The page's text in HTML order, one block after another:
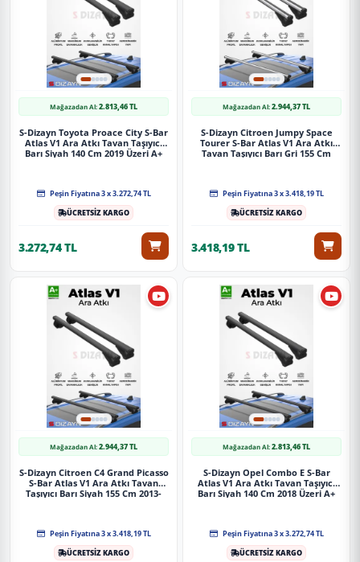
Mağazadan Al:2.813,46 TL
S-Dizayn Toyota Proace City S-Bar
Atlas V1 Ara Atkı Tavan Taşıyıcı
Barı Siyah 140 Cm 2019 Üzeri A+
Peşin Fiyatına 3 x 3.272,74 TL
ÜCRETSİZ KARGO
3.272,74 TL
Mağazadan Al:2.944,37 TL
S-Dizayn Citroen Jumpy Space
Tourer S-Bar Atlas V1 Ara Atkı
Tavan Taşıyıcı Barı Gri 155 Cm
Peşin Fiyatına 3 x 3.418,19 TL
ÜCRETSİZ KARGO
3.418,19 TL
Mağazadan Al:2.944,37 TL
S-Dizayn Citroen C4 Grand Picasso
S-Bar Atlas V1 Ara Atkı Tavan
Taşıyıcı Barı Siyah 155 Cm 2013-
Peşin Fiyatına 3 x 3.418,19 TL
ÜCRETSİZ KARGO
Mağazadan Al:2.813,46 TL
S-Dizayn Opel Combo E S-Bar
Atlas V1 Ara Atkı Tavan Taşıyıcı
Barı Siyah 140 Cm 2018 Üzeri A+
Peşin Fiyatına 3 x 3.272,74 TL
ÜCRETSİZ KARGO